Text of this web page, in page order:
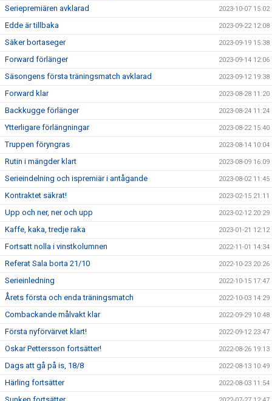
Seriepremiären avklarad 2023-10-07 15:02
Edde är tillbaka 2023-09-22 12:08
Säker bortaseger 2023-09-19 15:38
Forward förlänger 2023-09-14 12:06
Säsongens första träningsmatch avklarad 2023-09-12 19:38
Forward klar 2023-08-28 11:20
Backkugge förlänger 2023-08-24 11:24
Ytterligare förlängningar 2023-08-22 15:40
Truppen föryngras 2023-08-14 10:04
Rutin i mängder klart 2023-08-09 16:09
Serieindelning och ispremiär i antågande 2023-08-02 11:45
Kontraktet säkrat! 2023-02-15 21:11
Upp och ner, ner och upp 2023-02-12 20:29
Kaffe, kaka, tredje raka 2023-01-21 12:12
Fortsatt nolla i vinstkolumnen 2022-11-01 14:34
Referat Sala borta 21/10 2022-10-23 20:26
Serieinledning 2022-10-15 17:47
Årets första och enda träningsmatch 2022-10-03 14:29
Combackande målvakt klar 2022-09-29 10:48
Första nyförvärvet klart! 2022-09-12 23:47
Oskar Pettersson fortsätter! 2022-08-26 19:13
Dags att gå på is, 18/8 2022-08-13 10:49
Härling fortsätter 2022-08-03 11:54